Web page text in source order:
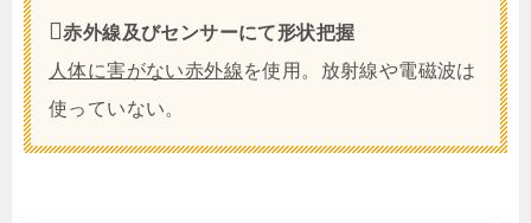
赤外線及びセンサーにて形状把握
人体に害がない赤外線を使用。放射線や電磁波は
使っていない。